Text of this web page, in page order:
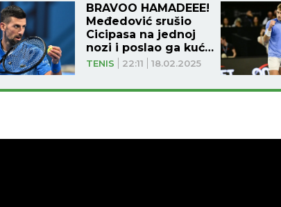
TENIS 22:11 18.02.2025
BRAVOO HAMADEEE!
Međedović srušio
Cicipasa na jednoj
nozi i poslao ga kući
nakon prvog kola u
NIŠ
36°C
BEOGRAD